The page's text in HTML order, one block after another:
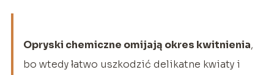
Opryski chemiczne omijają okres kwitnienia,
bo wtedy łatwo uszkodzić delikatne kwiaty i